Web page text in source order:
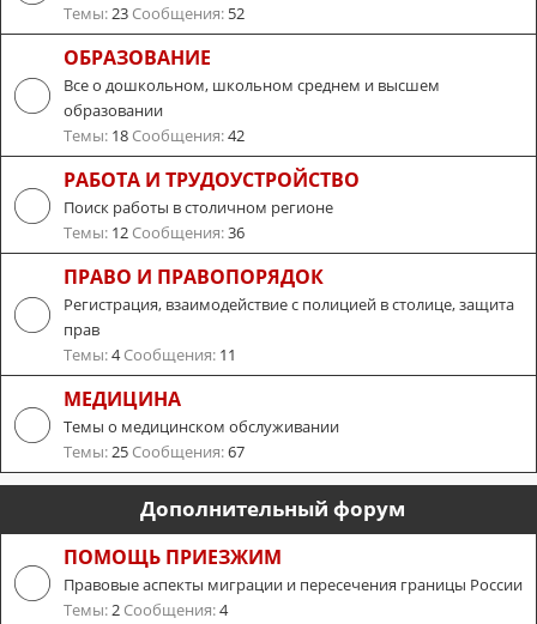
Темы:23 Сообщения: 52
ОБРАЗОВАНИЕ
Все о дошкольном, школьном среднем и высшем
образовании
Темы: 18 Сообщения:42
РАБОТА И ТРУДОУСТРОЙСТВО
Поиск работы в столичном регионе
Темы: 12 Сообщения:36
ПРАВО И ПРАВОПОРЯДОК
Регистрация, взаимодействие с полицией в столице, защита
прав
Темы:4Сообщения: 11
МЕДИЦИНА
Темы о медицинском обслуживании
Темы:25 Сообщения:67
Дополнительный форум
ПОМОЩЬ ПРИЕЗЖИМ
Правовые аспекты миграции и пересечения границы России
Темы:2 Сообщения:4